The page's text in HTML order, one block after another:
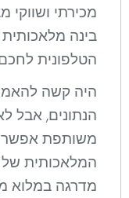
מכירתי ושווקי
בינה
הטלפונית
היה קשה
הנתונים, אבל
משותפת אפשר
מדרגה במלוא